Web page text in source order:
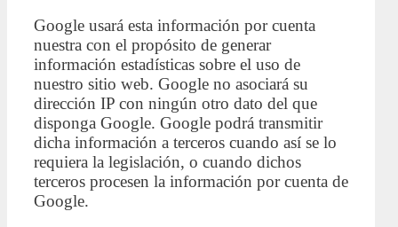
Google usará esta información por cuenta
nuestra con el propósito de generar
información estadísticas sobre el uso de
nuestro sitio web. Google no asociará su
dirección IP con ningún otro dato del que
disponga Google. Google podrá transmitir
dicha información a terceros cuando así se lo
requiera la legislación, o cuando dichos
terceros procesen la información por cuenta de
Google.